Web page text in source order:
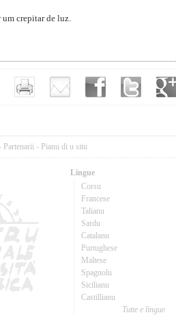
um crepitar de luz.
Partenarii - Pianu di u situ
Lingue
Corsu
Francese
Talianu
Sardu
Catalanu
Purtughese
Maltese
Spagnolu
Sicilianu
Castillianu
Tutte e lingue